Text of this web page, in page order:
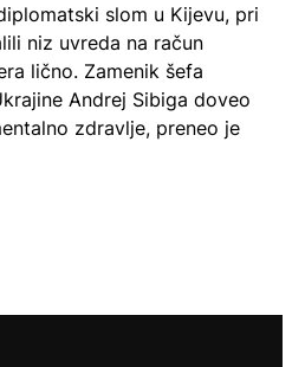
slom u Kijevu, pri
niz uvreda na račun
lično. Zamenik šefa
Andrej Sibiga doveo
zdravlje, preneo je